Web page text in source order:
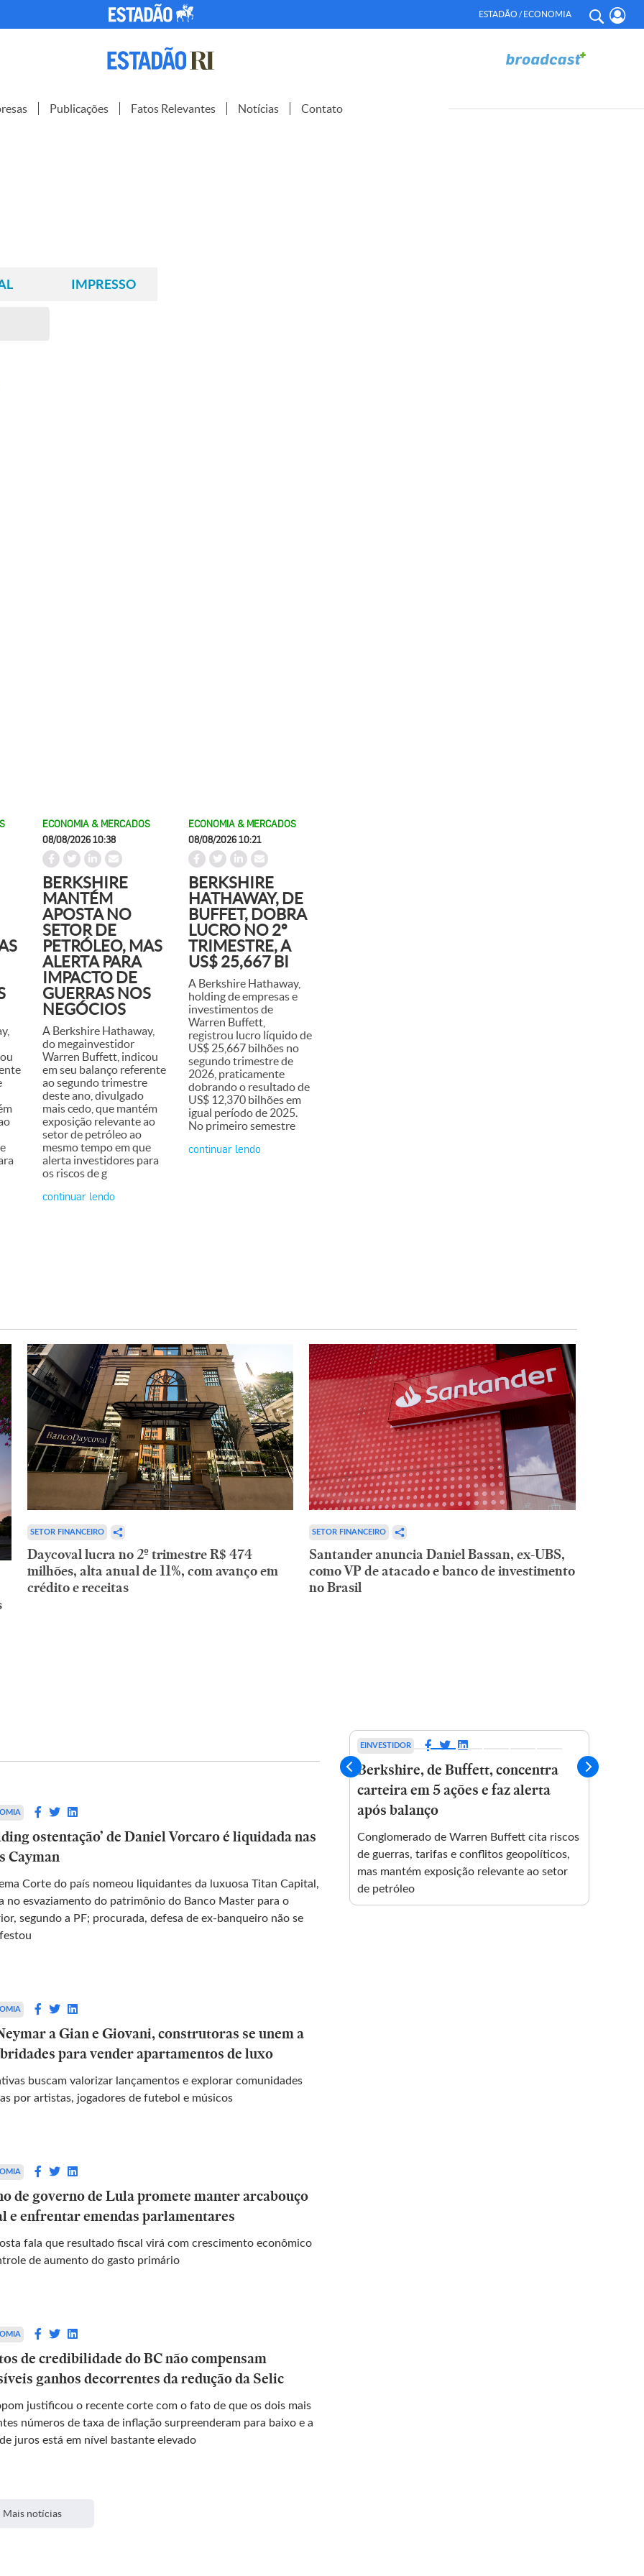
ESTADÃO / ECONOMIA
Publicações Fatos Relevantes Notícias Contato
IMPRESSO
ECONOMIA & MERCADOS
08/08/2026 10:38
BERKSHIRE
MANTÉM
APOSTA NO
SETOR DE
PETRÓLEO, MAS
ALERTA PARA
IMPACTO DE
GUERRAS NOS
NEGÓCIOS
A Berkshire Hathaway,
do megainvestidor
Warren Buffett, indicou
em seu balanço referente
ao segundo trimestre
deste ano, divulgado
mais cedo, que mantém
exposição relevante ao
setor de petróleo ao
mesmo tempo em que
alerta investidores para
os riscos de g
continuar lendo
ECONOMIA & MERCADOS
08/08/2026 10:21
BERKSHIRE
HATHAWAY, DE
BUFFET, DOBRA
LUCRO NO 2º
TRIMESTRE, A
US$ 25,667 BI
A Berkshire Hathaway,
holding de empresas e
investimentos de
Warren Buffett,
registrou lucro líquido de
US$ 25,667 bilhões no
segundo trimestre de
2026, praticamente
dobrando o resultado de
US$ 12,370 bilhões em
igual período de 2025.
No primeiro semestre
continuar lendo
SETOR FINANCEIRO
Daycoval lucra no 2º trimestre R$ 474
milhões, alta anual de 11%, com avanço em
crédito e receitas
SETOR FINANCEIRO
Santander anuncia Daniel Bassan, ex-UBS,
como VP de atacado e banco de investimento
no Brasil
ostentação’ de Daniel Vorcaro é liquidada nas
Cayman
Corte do país nomeou liquidantes da luxuosa Titan Capital,
no esvaziamento do patrimônio do Banco Master para o
segundo a PF; procurada, defesa de ex-banqueiro não se
a Gian e Giovani, construtoras se unem a
para vender apartamentos de luxo
buscam valorizar lançamentos e explorar comunidades
por artistas, jogadores de futebol e músicos
de governo de Lula promete manter arcabouço
e enfrentar emendas parlamentares
fala que resultado fiscal virá com crescimento econômico
de aumento do gasto primário
de credibilidade do BC não compensam
ganhos decorrentes da redução da Selic
justificou o recente corte com o fato de que os dois mais
números de taxa de inflação surpreenderam para baixo e a
juros está em nível bastante elevado
Mais notícias
sul do Rio
Vítimas são um homem, que pilotava a
identificadas
EINVESTIDOR
Berkshire, de Buffett, concentra
carteira em 5 ações e faz alerta
após balanço
Conglomerado de Warren Buffett cita riscos
de guerras, tarifas e conflitos geopolíticos,
mas mantém exposição relevante ao setor
de petróleo
Berkshire